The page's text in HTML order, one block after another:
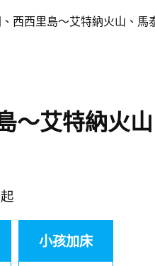
西西里島～艾特納火山、
～艾特納火
起
小孩加床